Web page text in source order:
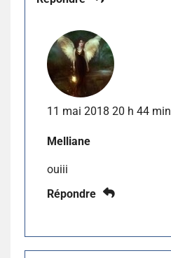
11 mai 2018 20 h 44 min
Melliane
ouiii
Répondre